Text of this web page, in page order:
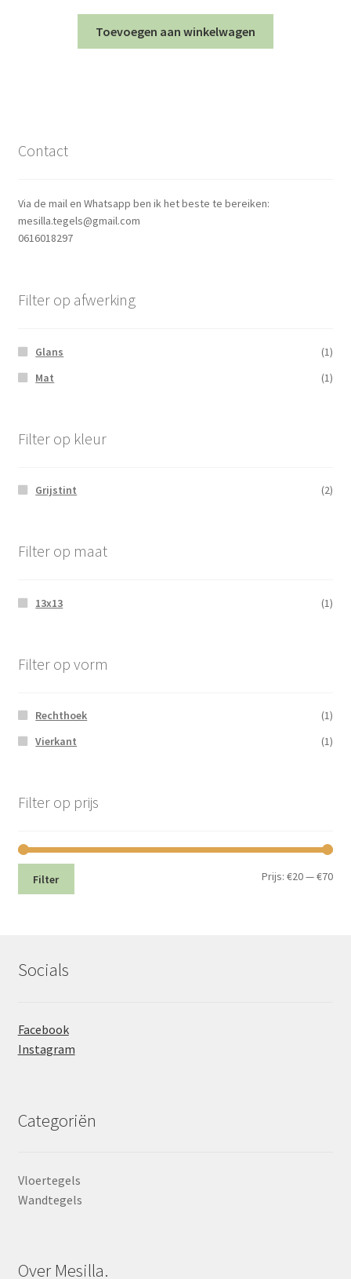
Toevoegen aan winkelwagen
Contact
Via de mail en Whatsapp ben ik het beste te bereiken:
mesilla.tegels@gmail.com
0616018297
Filter op afwerking
Glans
(1)
Mat
(1)
Filter op kleur
Grijstint (2)
Filter op maat
13x13 (1)
Filter op vorm
Rechthoek
(1)
Vierkant
(1)
Filter op prijs
Min.
Filter Prijs:€20—€70
Socials
Facebook
Instagram
Categoriën
Vloertegels
Wandtegels
Over Mesilla.